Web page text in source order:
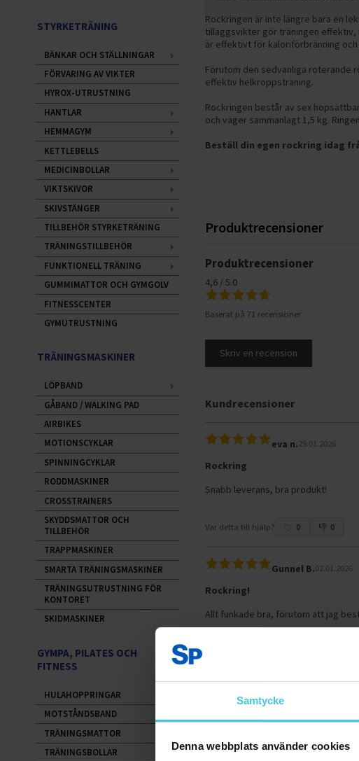
Samtycke
Denna webbplats använder cookies
Rockringen är inte längre bara en
tilläggsvikter gör träningen effektiv,
är effektivt för kaloriförbränning
Förutom den sedvanliga roterande
effektiv helkroppsträning.
Rockringen består av sex
och väger sammanlagt 1,5 kg.
Beställ din egen rockring idag
Produktrecensioner
Produktrecensioner
4,6 / 5.0
Baserat på 71 recensioner
Skriv en recension
Kundrecensioner
eva n. 29.01.2026
Rockring
Snabb leverans, bra produkt!
Var detta till hjälp? 0 0
Gunnel B.02.01.2026
Rockring!
Allt funkade bra, förutom att jag
Var detta till hjälp? 0 0
Inga Gun Liselotte
Rockring
STYRKETRÄNING
BÄNKAR OCH STÄLLNINGAR
FÖRVARING AV VIKTER
HYROX-UTRUSTNING
HANTLAR
HEMMAGYM
KETTLEBELLS
MEDICINBOLLAR
VIKTSKIVOR
SKIVSTÄNGER
TILLBEHÖR STYRKETRÄNING
TRÄNINGSTILLBEHÖR
FUNKTIONELL TRÄNING
GUMMIMATTOR OCH GYMGOLV
FITNESSCENTER
GYMUTRUSTNING
TRÄNINGSMASKINER
LÖPBAND
GÅBAND / WALKING PAD
AIRBIKES
MOTIONSCYKLAR
SPINNINGCYKLAR
RODDMASKINER
CROSSTRAINERS
SKYDDSMATTOR OCH
TILLBEHÖR
TRAPPMASKINER
SMARTA TRÄNINGSMASKINER
TRÄNINGSUTRUSTNING FÖR
KONTORET
SKIDMASKINER
GYMPA, PILATES OCH
FITNESS
HULAHOPPRINGAR
MOTSTÅNDSBAND
TRÄNINGSMATTOR
TRÄNINGSBOLLAR